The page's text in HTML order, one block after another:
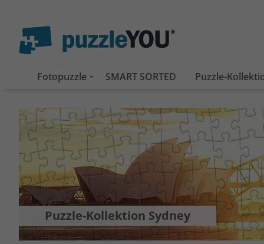
Fotopuzzle SMART SORTED Puzzle-
Puzzle-Kollektion Sydney